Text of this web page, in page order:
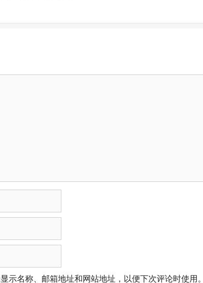
示名称、邮箱地址和网站地址，以便下次评论时使用。